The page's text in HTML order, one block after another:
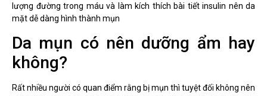
lượng đường trong máu và làm kích thích bài tiết insulin nên da
mặt dễ dàng hình thành mụn
Da mụn có nên dưỡng ẩm hay
không?
Rất nhiều người có quan điểm rằng bị mụn thì tuyệt đối không nên